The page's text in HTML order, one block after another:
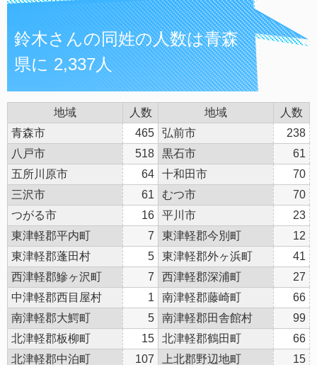
鈴木さんの同姓の人数は青森
県に 2,337人
地域 人数 地域
人数
青森市
465 弘前市
238
八戸市
518 黒石市
61
五所川原市
64 十和田市
70
三沢市
61 むつ市
70
つがる市
16 平川市
23
東津軽郡平内町
7 東津軽郡今別町
12
東津軽郡蓬田村
5 東津軽郡外ヶ浜町
41
西津軽郡鰺ヶ沢町
7 西津軽郡深浦町
27
中津軽郡西目屋村
1 南津軽郡藤崎町
66
南津軽郡大鰐町
5 南津軽郡田舎館村
99
北津軽郡板柳町
15 北津軽郡鶴田町
66
北津軽郡中泊町
107 上北郡野辺地町
15